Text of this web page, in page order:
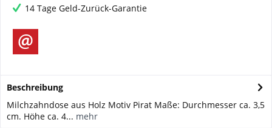
14 Tage Geld-Zurück-Garantie
Beschreibung
Milchzahndose aus Holz Motiv Pirat Maße: Durchmesser ca. 3,5
cm. Höhe ca. 4... mehr